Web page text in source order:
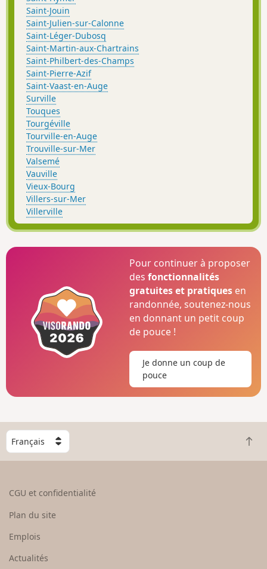
Saint-Jouin
Saint-Julien-sur-Calonne
Saint-Léger-Dubosq
Saint-Martin-aux-Chartrains
Saint-Philbert-des-Champs
Saint-Pierre-Azif
Saint-Vaast-en-Auge
Surville
Touques
Tourgéville
Tourville-en-Auge
Trouville-sur-Mer
Valsemé
Vauville
Vieux-Bourg
Villers-sur-Mer
Villerville
Pour continuer à proposer
desfonctionnalités
gratuites et pratiques en
randonnée, soutenez-nous
en donnant un petit coup
de pouce !
Je donne un coup de
pouce
C
h
o
e
u
R
e
CGU et confidentialité
Plan du site
Emplois
Actualités